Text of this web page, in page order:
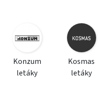
Konzum
letáky
Kosmas
letáky